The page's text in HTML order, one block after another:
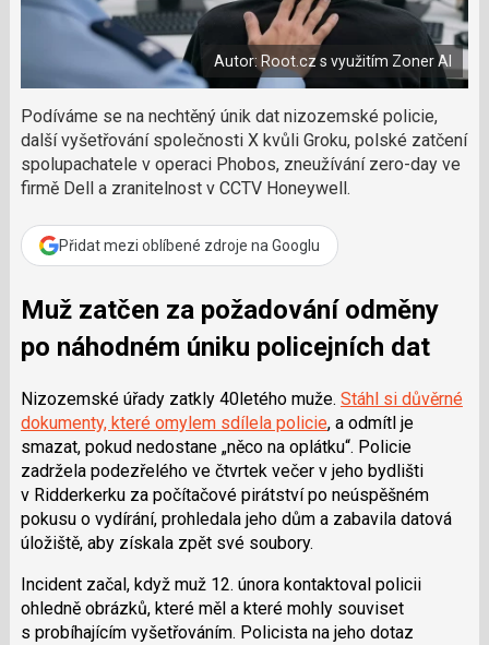
n
e
k
o
e
e
a
k
c
i
c
o
u
í
t
i
X
Autor: Root.cz s využitím Zoner AI
Podíváme se na nechtěný únik dat nizozemské policie,
další vyšetřování společnosti X kvůli Groku, polské zatčení
spolupachatele v operaci Phobos, zneužívání zero-day ve
firmě Dell a zranitelnost v CCTV Honeywell.
Přidat mezi oblíbené zdroje na Googlu
Muž zatčen za požadování odměny
po náhodném úniku policejních dat
Nizozemské úřady zatkly 40letého muže. Stáhl si důvěrné
dokumenty, které omylem sdílela policie, a odmítl je
smazat, pokud nedostane „něco na oplátku“. Policie
zadržela podezřelého ve čtvrtek večer v jeho bydlišti
v Ridderkerku za počítačové pirátství po neúspěšném
pokusu o vydírání, prohledala jeho dům a zabavila datová
úložiště, aby získala zpět své soubory.
Incident začal, když muž 12. února kontaktoval policii
ohledně obrázků, které měl a které mohly souviset
s probíhajícím vyšetřováním. Policista na jeho dotaz